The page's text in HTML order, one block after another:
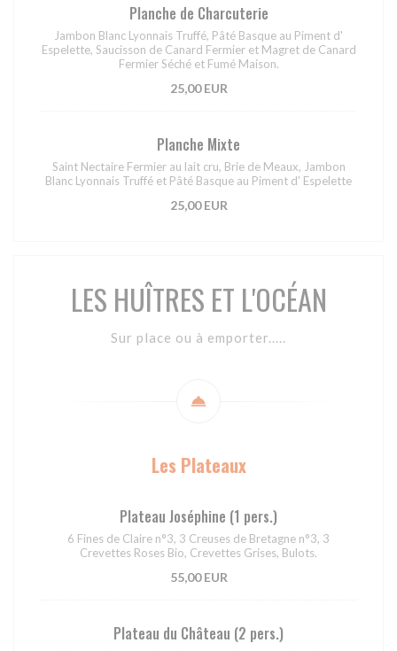
Planche de Charcuterie
Jambon Blanc Lyonnais Truffé, Pâté Basque au Piment d'
Espelette, Saucisson de Canard Fermier et Magret de Canard
Fermier Séché et Fumé Maison.
25,00 EUR
Planche Mixte
Saint Nectaire Fermier au lait cru, Brie de Meaux, Jambon
Blanc Lyonnais Truffé et Pâté Basque au Piment d' Espelette
25,00 EUR
LES HUÎTRES ET L'OCÉAN
Sur place ou à emporter.....
Les Plateaux
Plateau Joséphine (1 pers.)
6 Fines de Claire n°3, 3 Creuses de Bretagne n°3, 3
Crevettes Roses Bio, Crevettes Grises, Bulots.
55,00 EUR
Plateau du Château (2 pers.)